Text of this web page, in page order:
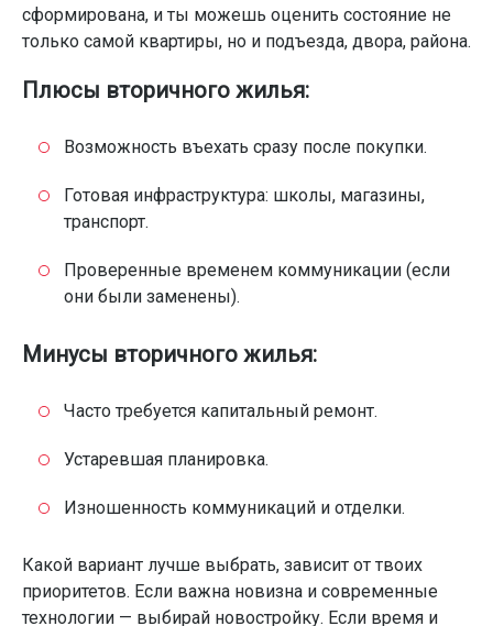
сформирована, и ты можешь оценить состояние не
только самой квартиры, но и подъезда, двора, района.
Плюсы вторичного жилья:
Возможность въехать сразу после покупки.
Готовая инфраструктура: школы, магазины,
транспорт.
Проверенные временем коммуникации (если
они были заменены).
Минусы вторичного жилья:
Часто требуется капитальный ремонт.
Устаревшая планировка.
Изношенность коммуникаций и отделки.
Какой вариант лучше выбрать, зависит от твоих
приоритетов. Если важна новизна и современные
технологии — выбирай новостройку. Если время и